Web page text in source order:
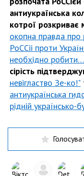
антиукраїнська
котрої розкриває
окопна правда про
РоССіі проти
необхідно
сірість
невігластво Зе-ко!"
антиукраїнська
рідній українсько-